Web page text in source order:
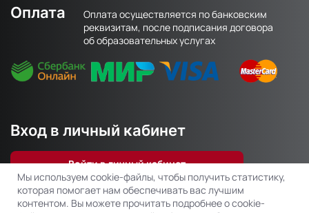
Мы используем cookie-файлы, чтобы получить статистику,
которая помогает нам обеспечивать вас лучшим
контентом. Вы можете прочитать подробнее о cookie-
Оплата
Оплата осуществляется по банковским
реквизитам, после подписания договора
об образовательных услугах
Вход в личный кабинет
Войти в личный кабинет